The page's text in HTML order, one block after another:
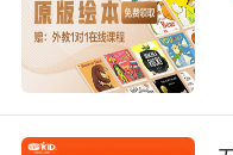
音乐中的重要性，
响。 四、如何有效
“Drum”在英语口语
用法是不够的，还
一些有效的练习方法